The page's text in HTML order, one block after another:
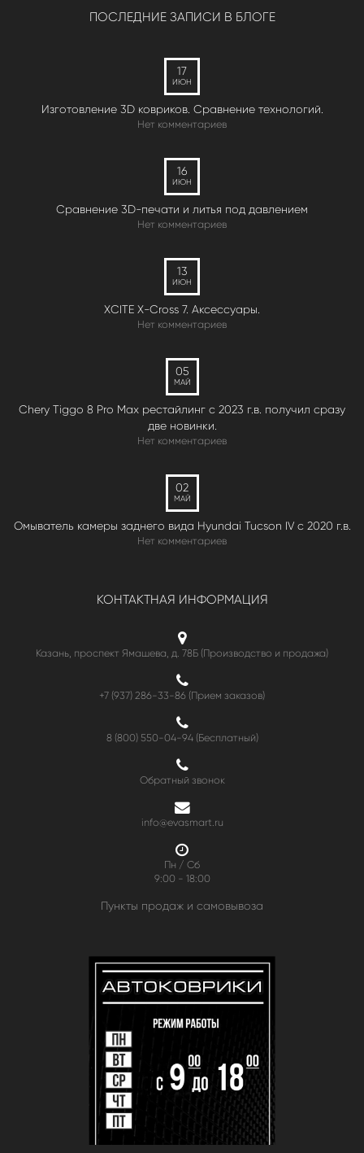
ПОСЛЕДНИЕ ЗАПИСИ В БЛОГЕ
17
ИЮН
Изготовление 3D ковриков. Сравнение технологий.
Нет комментариев
16
ИЮН
Сравнение 3D-печати и литья под давлением
Нет комментариев
13
ИЮН
XCITE X-Cross 7. Аксессуары.
Нет комментариев
05
МАЙ
Chery Tiggo 8 Pro Max рестайлинг с 2023 г.в. получил сразу
две новинки.
Нет комментариев
02
МАЙ
Омыватель камеры заднего вида Hyundai Tucson IV c 2020 г.в.
Нет комментариев
КОНТАКТНАЯ ИНФОРМАЦИЯ
Казань, проспект Ямашева, д. 78Б (Производство и продажа)
+7 (937) 286-33-86 (Прием заказов)
8 (800) 550-04-94(Бесплатный)
Обратный звонок
info@evasmart.ru
Пн / Сб
9:00 - 18:00
Пункты продаж и самовывоза